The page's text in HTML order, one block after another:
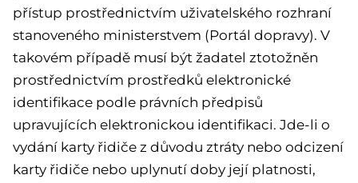
přístup prostřednictvím uživatelského rozhraní
stanoveného ministerstvem (Portál dopravy). V
takovém případě musí být žadatel ztotožněn
prostřednictvím prostředků elektronické
identifikace podle právních předpisů
upravujících elektronickou identifikaci. Jde-li o
vydání karty řidiče z důvodu ztráty nebo odcizení
karty řidiče nebo uplynutí doby její platnosti,